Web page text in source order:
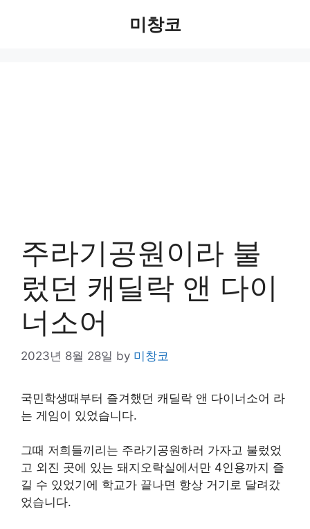
미창코
주라기공원이라 불
렀던 캐딜락 앤 다이
너소어
2023년 8월 28일 by 미창코
국민학생때부터 즐겨했던 캐딜락 앤 다이너소어 라
는 게임이 있었습니다.
그때 저희들끼리는 주라기공원하러 가자고 불렀었
고 외진 곳에 있는 돼지오락실에서만 4인용까지 즐
길 수 있었기에 학교가 끝나면 항상 거기로 달려갔
었습니다.